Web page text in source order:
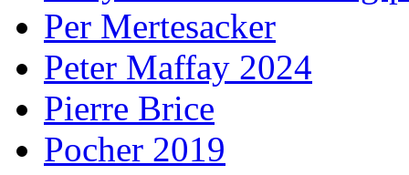
Per Mertesacker
Peter Maffay 2024
Pierre Brice
Pocher 2019